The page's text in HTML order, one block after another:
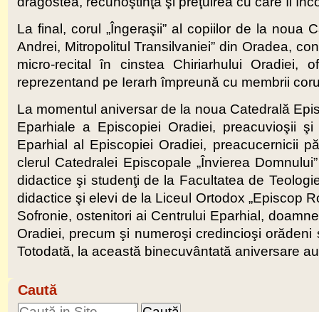
La final, corul „Îngeraşii” al copiilor de la noua
Andrei, Mitropolitul Transilvaniei” din Oradea,
micro-recital în cinstea Chiriarhului Oradiei,
reprezentand pe Ierarh împreună cu membrii
La momentul aniversar de la noua Catedrală
Eparhiale a Episcopiei Oradiei, preacuvioşii
Eparhial al Episcopiei Oradiei, preacucernicii
clerul Catedralei Episcopale „Învierea
didactice şi studenţi de la Facultatea de
didactice şi elevi de la Liceul Ortodox „Episcop
Sofronie, ostenitori ai Centrului Eparhial,
Oradiei, precum şi numeroşi credincioşi
Totodată, la această binecuvântată aniversare
Caută